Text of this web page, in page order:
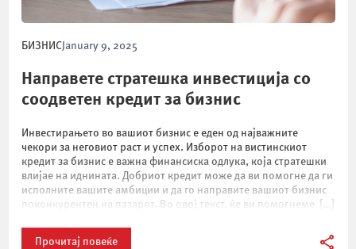
БИЗНИСJanuary 9, 2025
Направете стратешка инвестиција со
соодветен кредит за бизнис
Инвестирањето во вашиот бизнис е еден од најважните
чекори за неговиот раст и успех. Изборот на вистинскиот
кредит за бизнис е важна финансиска одлука, која стратешки
влијае на иднината. Добриот кредит може да ви помогне да ги
исполните вашите амбиции и да го направите вашиот бизнис
поконкурентен на пазарот. Во овој текст, ќе ви помогнеме […]
Прочитај повеќе